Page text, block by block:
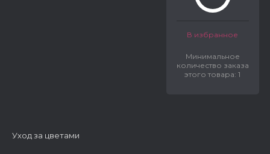
В избранное
Минимальное
количество заказа
этого товара: 1
Уход за цветами